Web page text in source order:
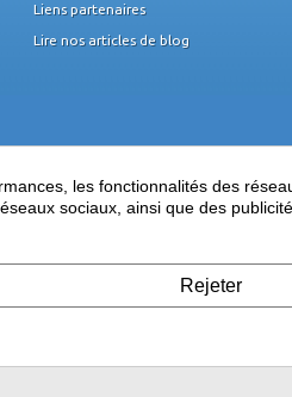
Liens partenaires
Lire nos articles de blog
les fonctionnalités des
sociaux, ainsi que des
Rejeter